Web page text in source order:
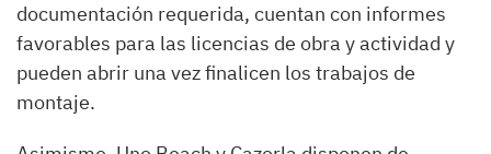
documentación requerida, cuentan con informes
favorables para las licencias de obra y actividad y
pueden abrir una vez finalicen los trabajos de
montaje.